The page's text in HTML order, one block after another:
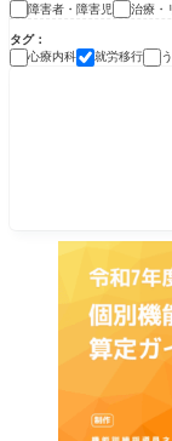
障害者・障害児
治療・
タグ
心療内科
就労移行
障害者・障害児